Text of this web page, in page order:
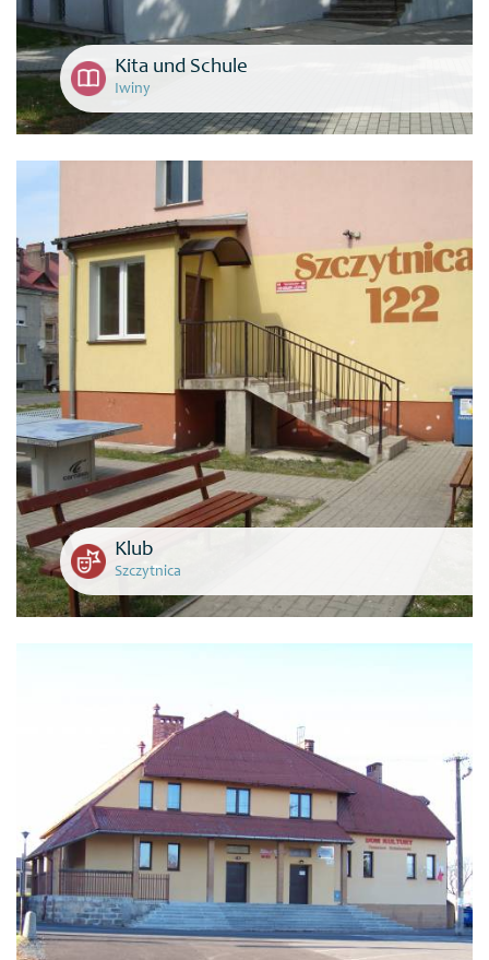
Kita und Schule
Iwiny
Klub
Szczytnica